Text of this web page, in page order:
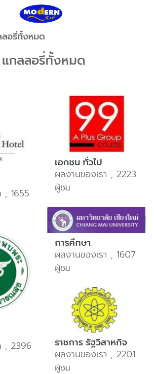
อรี่ทั้งหมด
แกลลอรี่ทั้งหมด
, 1655
เอกชน ทั่วไป
ผลงานของเรา , 2223
ผู้ชม
การศึกษา
ผลงานของเรา , 1607
ผู้ชม
, 2396
ราชการ รัฐวิสาหกิจ
ผลงานของเรา , 2201
ผู้ชม